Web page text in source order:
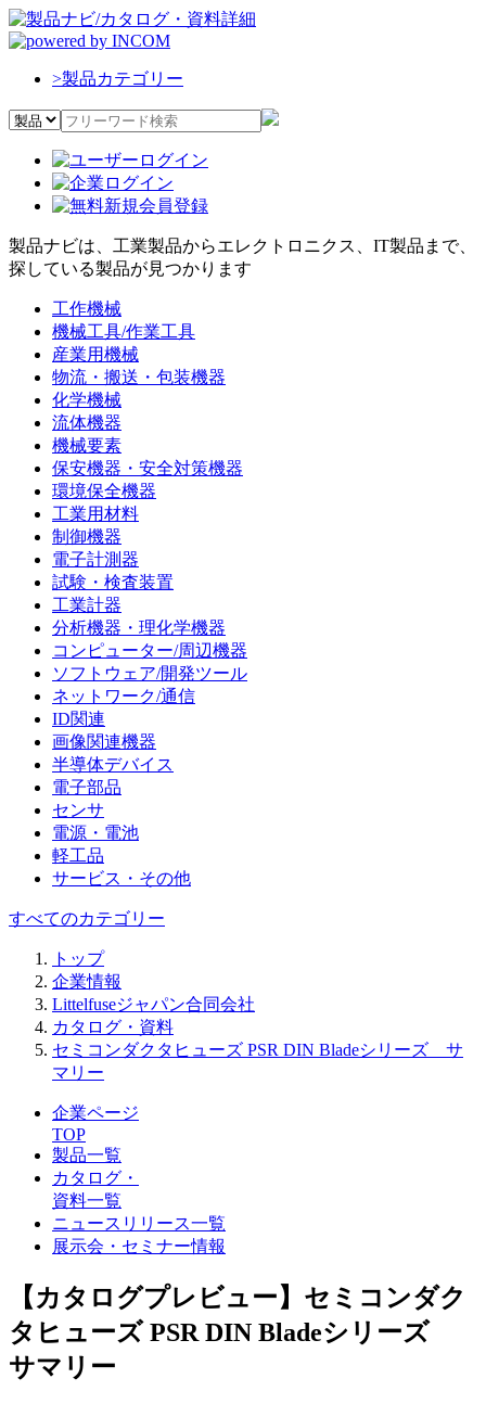
>製品カテゴリー
製品ナビは、工業製品からエレクトロニクス、IT製品まで、
探している製品が見つかります
工作機械
機械工具/作業工具
産業用機械
物流・搬送・包装機器
化学機械
流体機器
機械要素
保安機器・安全対策機器
環境保全機器
工業用材料
制御機器
電子計測器
試験・検査装置
工業計器
分析機器・理化学機器
コンピューター/周辺機器
ソフトウェア/開発ツール
ネットワーク/通信
ID関連
画像関連機器
半導体デバイス
電子部品
センサ
電源・電池
軽工品
サービス・その他
すべてのカテゴリー
トップ
企業情報
Littelfuseジャパン合同会社
カタログ・資料
セミコンダクタヒューズ PSR DIN Bladeシリーズ サ
マリー
企業ページ
TOP
製品一覧
カタログ・
資料一覧
ニュースリリース一覧
展示会・セミナー情報
【カタログプレビュー】セミコンダク
タヒューズ PSR DIN Bladeシリーズ
サマリー